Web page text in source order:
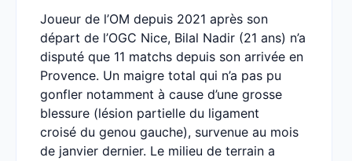
Joueur de l’OM depuis 2021 après son
départ de l’OGC Nice, Bilal Nadir (21 ans) n’a
disputé que 11 matchs depuis son arrivée en
Provence. Un maigre total qui n’a pas pu
gonfler notamment à cause d’une grosse
blessure (lésion partielle du ligament
croisé du genou gauche), survenue au mois
de janvier dernier. Le milieu de terrain a